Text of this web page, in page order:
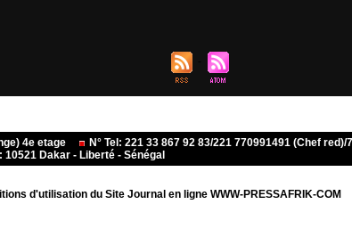
4e etage
N° Tel: 221 33 867 92 83/221 770991491 (Chef
Dakar - Liberté - Sénégal
d'utilisation du Site Journal en ligne WWW-PRESSAFRIK-COM